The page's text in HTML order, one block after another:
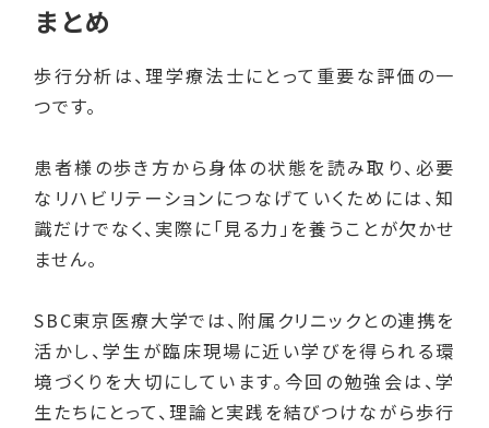
まとめ
歩行分析は、理学療法士にとって重要な評価の一
つです。
患者様の歩き方から身体の状態を読み取り、必要
なリハビリテーションにつなげていくためには、知
識だけでなく、実際に「見る力」を養うことが欠かせ
ません。
SBC東京医療大学では、附属クリニックとの連携を
活かし、学生が臨床現場に近い学びを得られる環
境づくりを大切にしています。今回の勉強会は、学
生たちにとって、理論と実践を結びつけながら歩行